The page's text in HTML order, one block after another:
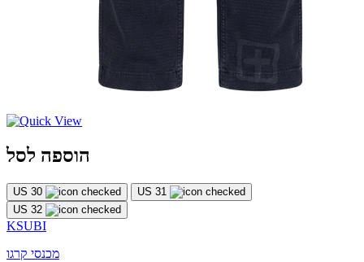
הוספה לסל
US 30
US 31
US 32
KSUBI
מכנסי קרגו